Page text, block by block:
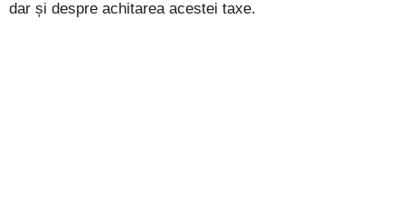
dar și despre achitarea acestei taxe.